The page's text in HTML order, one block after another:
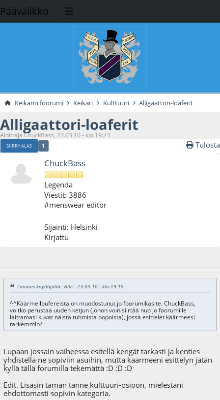
Päävalikko
Keikarin foorumi Keikari Kulttuuri Alligaattori-loaferit
Alligaattori-loaferit
Aloittaja ChuckBass, 23.03.10 - klo:19:23
SIIRRY ALAS 1 Tulosta
ChuckBass
Legenda
Viestit: 3886
#menswear editor
Sijainti: Helsinki
Kirjattu
Lainaus käyttäjältä: Ville - 23.03.10 - klo:19:19
^^Käärmelloufereista on muodostunut jo foorumikäsite. ChuckBass,
voitko perustaa uuden ketjun (johon voin siirtää nuo jo foorumille
laittamasi kuvat näistä tuhmista popoista), jossa esittelet käärmeesi
tarkemmin?
Lupaan jossain vaiheessa esitellä kengät tarkasti ja kenties
yhdistellä ne sopiviin asuihin, mutta käärmeeni esittelyn jätän
kyllä tällä forumilla tekemättä :D :D :D
Edit. Lisäsin tämän tänne kulttuuri-osioon, mielestäni
ehdottomasti sopivin kategoria.